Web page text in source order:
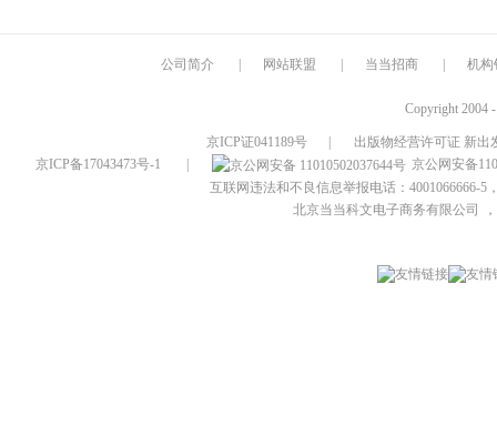
公司简介 网站联盟 当当招商 机构
Copyright 2004
京ICP证041189号
出版物经营许可证 新出
京ICP备17043473号-1
京公网安备
互联网违法和不良信息举报电话：4001066666-5
北京当当科文电子商务有限公司